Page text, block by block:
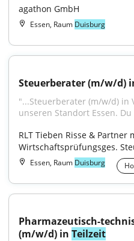
agathon GmbH
Essen, Raum Duisburg
Steuerberater (m/w/d)
"...Steuerberater (m/w/d) in
unseren Standort Essen.
RLT Tieben Risse & Partner
Wirtschaftsprüfungsges.
Essen, Raum Duisburg
Pharmazeutisch-
(m/w/d) in Teilzeit